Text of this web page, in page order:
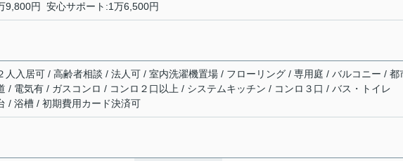
9,800円 安心サポート:1万6,500円
人入居可 / 高齢者相談 / 法人可 / 室内洗濯機置場 / フローリング / 専用庭 / バルコニー / 都
/ 電気有 / ガスコンロ / コンロ２口以上 / システムキッチン / コンロ３口 / バス・トイレ
/ 浴槽 / 初期費用カード決済可